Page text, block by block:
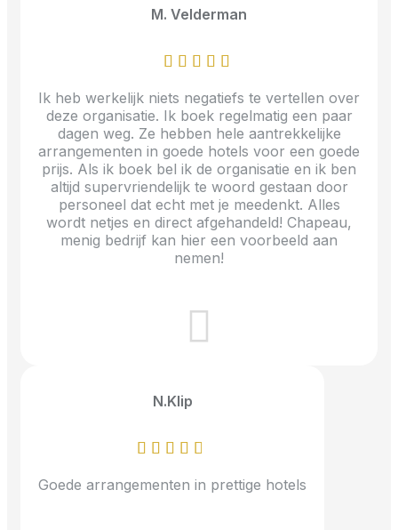
M. Velderman
Ik heb werkelijk niets negatiefs te vertellen over
deze organisatie. Ik boek regelmatig een paar
dagen weg. Ze hebben hele aantrekkelijke
arrangementen in goede hotels voor een goede
prijs. Als ik boek bel ik de organisatie en ik ben
altijd supervriendelijk te woord gestaan door
personeel dat echt met je meedenkt. Alles
wordt netjes en direct afgehandeld! Chapeau,
menig bedrijf kan hier een voorbeeld aan
nemen!
N.Klip
Goede arrangementen in prettige hotels